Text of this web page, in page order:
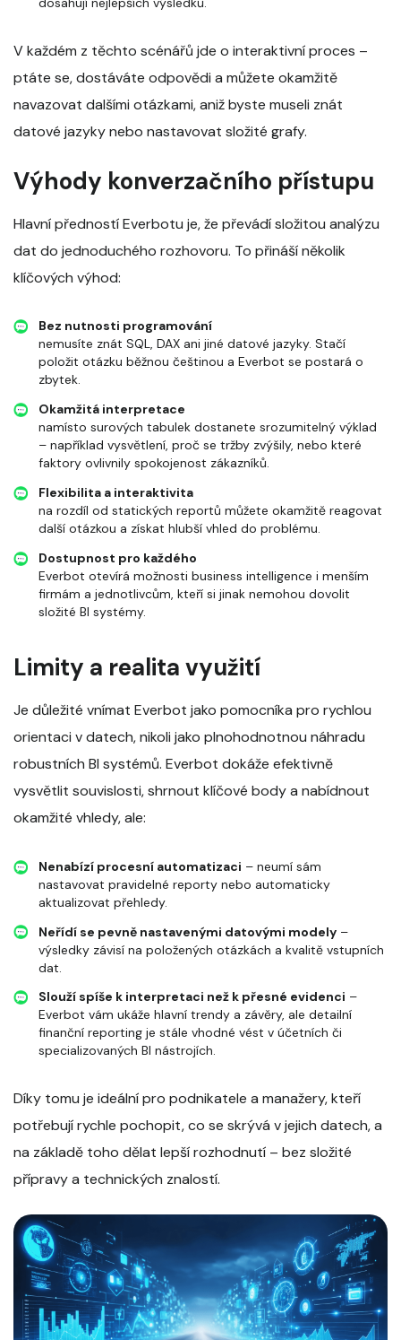
V každém z těchto scénářů jde o interaktivní proces –
ptáte se, dostáváte odpovědi a můžete okamžitě
navazovat dalšími otázkami, aniž byste museli znát
datové jazyky nebo nastavovat složité grafy.
Výhody konverzačního přístupu
Hlavní předností Everbotu je, že převádí složitou analýzu
dat do jednoduchého rozhovoru. To přináší několik
klíčových výhod:
Bez nutnosti programování
nemusíte znát SQL, DAX ani jiné datové jazyky. Stačí
položit otázku běžnou češtinou a Everbot se postará o
zbytek.
Okamžitá interpretace
namísto surových tabulek dostanete srozumitelný výklad
– například vysvětlení, proč se tržby zvýšily, nebo které
faktory ovlivnily spokojenost zákazníků.
Flexibilita a interaktivita
na rozdíl od statických reportů můžete okamžitě reagovat
další otázkou a získat hlubší vhled do problému.
Dostupnost pro každého
Everbot otevírá možnosti business intelligence i menším
firmám a jednotlivcům, kteří si jinak nemohou dovolit
složité BI systémy.
Limity a realita využití
Je důležité vnímat Everbot jako pomocníka pro rychlou
orientaci v datech, nikoli jako plnohodnotnou náhradu
robustních BI systémů. Everbot dokáže efektivně
vysvětlit souvislosti, shrnout klíčové body a nabídnout
okamžité vhledy, ale:
Nenabízí procesní automatizaci – neumí sám
nastavovat pravidelné reporty nebo automaticky
aktualizovat přehledy.
Neřídí se pevně nastavenými datovými modely –
výsledky závisí na položených otázkách a kvalitě vstupních
dat.
Slouží spíše k interpretaci než k přesné evidenci –
Everbot vám ukáže hlavní trendy a závěry, ale detailní
finanční reporting je stále vhodné vést v účetních či
specializovaných BI nástrojích.
Díky tomu je ideální pro podnikatele a manažery, kteří
potřebují rychle pochopit, co se skrývá v jejich datech, a
na základě toho dělat lepší rozhodnutí – bez složité
přípravy a technických znalostí.